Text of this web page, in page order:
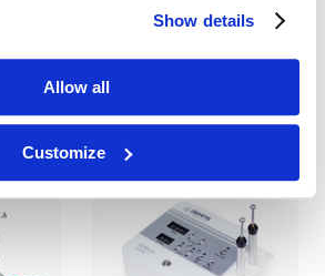
Show details
Allow all
Customize
*
Zemits Leger 2.0
sylwetki
4 100 zł